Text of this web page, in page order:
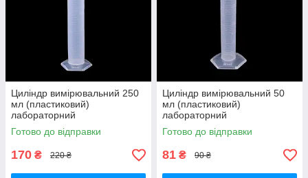
Циліндр вимірювальний 250
мл (пластиковий)
лабораторний
Готово до відправки
170 ₴ 220 ₴
Циліндр вимірювальний 50
мл (пластиковий)
лабораторний
Готово до відправки
81 ₴ 90 ₴